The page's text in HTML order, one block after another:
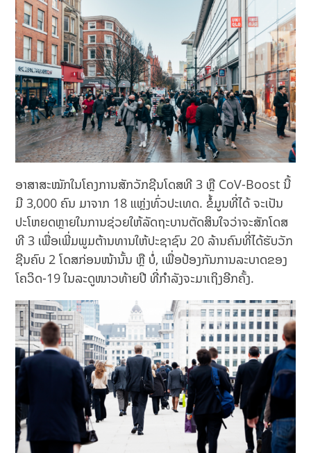
ອາສາສະໝັກໃນໂຄງການສັກວັກຊີນໂດສທີ 3 ຫຼື CoV-Boost ນີ້
ມີ 3,000 ຄົນ ມາຈາກ 18 ແຫຼ່ງທົ່ວປະເທດ. ຂໍ້ມູນທີ່ໄດ້ ຈະເປັນ
ປະໂຫຍດຫຼາຍໃນການຊ່ວຍໃຫ້ລັດຖະບານຕັດສິນໃຈວ່າຈະສັກໂດສ
ທີ 3 ເພື່ອເພີ່ມພູມຕ້ານທານໃຫ້ປະຊາຊົນ 20 ລ້ານຄົນທີ່ໄດ້ຮັບວັກ
ຊີນຄົບ 2 ໂດສກ່ອນໜ້ານັ້ນ ຫຼື ບໍ່, ເພື່ອປ້ອງກັນການລະບາດຂອງ
ໂຄວິດ-19 ໃນລະດູໜາວທ້າຍປີ ທີ່ກຳລັງຈະມາເຖິງອີກຄັ້ງ.